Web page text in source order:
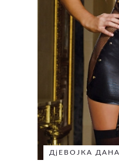
ДјЕВОЈКА ДАНА